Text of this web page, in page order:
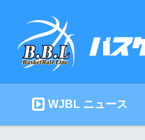
WJBL ニュース